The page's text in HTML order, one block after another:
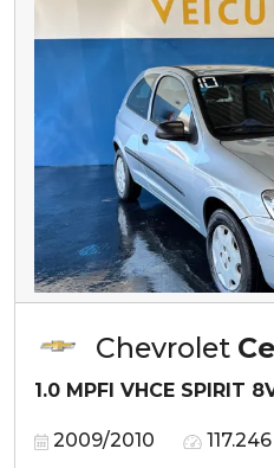
Chevrolet
1.0 MPFI VHCE SPIRIT
2009/2010